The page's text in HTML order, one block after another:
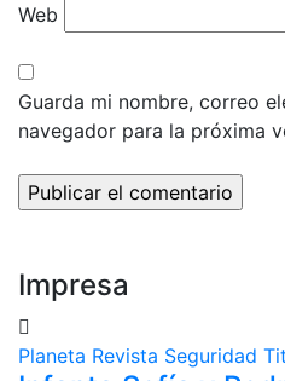
Web
Guarda mi nombre, correo
navegador para la próxima
Impresa
Planeta Revista Seguridad